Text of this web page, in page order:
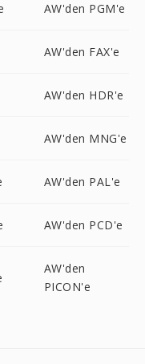
AW'den PGM'e
AW'den FAX'e
AW'den HDR'e
AW'den MNG'e
AW'den PAL'e
AW'den PCD'e
AW'den
PICON'e